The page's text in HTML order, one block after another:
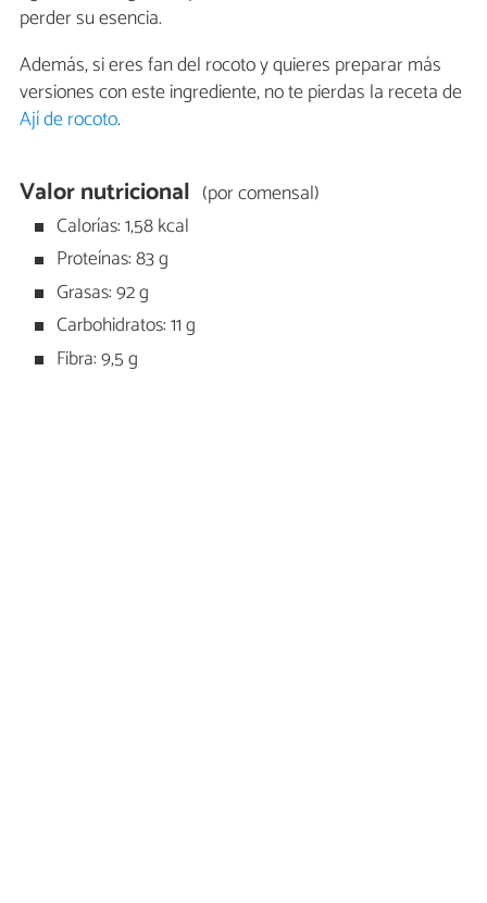
perder su esencia.
Además, si eres fan del rocoto y quieres preparar más
versiones con este ingrediente, no te pierdas la receta de
Ají de rocoto.
Valor nutricional (por comensal)
Calorías: 1,58 kcal
Proteínas: 83 g
Grasas: 92 g
Carbohidratos: 11 g
Fibra: 9,5 g